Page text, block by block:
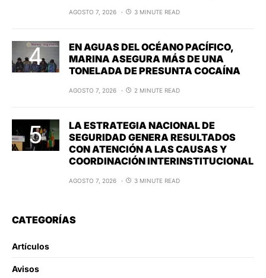
AGOSTO 7, 2026 3 MINUTE READ
EN AGUAS DEL OCÉANO PACÍFICO,
MARINA ASEGURA MÁS DE UNA
TONELADA DE PRESUNTA COCAÍNA
AGOSTO 7, 2026 2 MINUTE READ
LA ESTRATEGIA NACIONAL DE
SEGURIDAD GENERA RESULTADOS
CON ATENCIÓN A LAS CAUSAS Y
COORDINACIÓN INTERINSTITUCIONAL
AGOSTO 7, 2026 3 MINUTE READ
CATEGORÍAS
Artículos
Avisos